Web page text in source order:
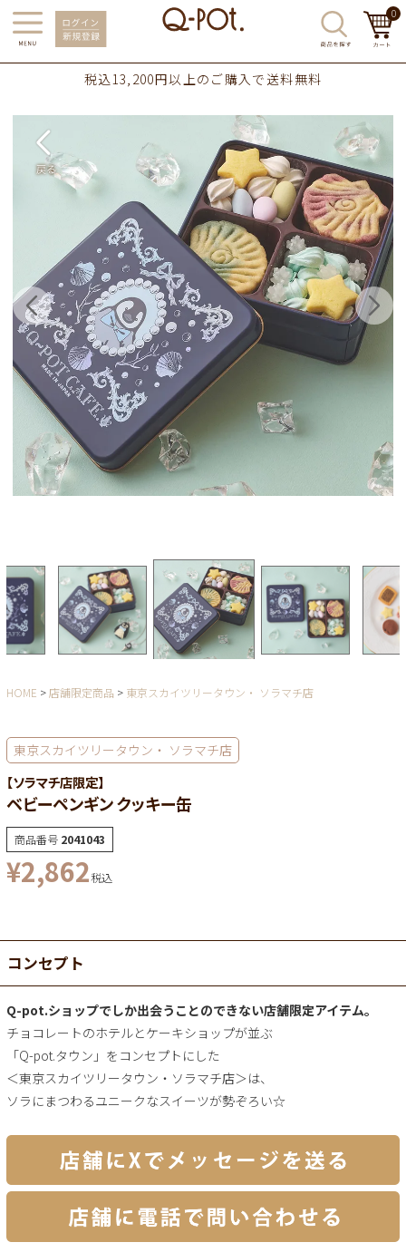
0
税込13,200円以上のご購入で送料無料
HOME 店舗限定商品 東京スカイツリータウン・ ソラマチ店
東京スカイツリータウン・ ソラマチ店
【ソラマチ店限定】
ベビーペンギン クッキー缶
商品番号 2041043
¥2,862税込
コンセプト
Q-pot.ショップでしか出会うことのできない店舗限定アイテム。
チョコレートのホテルとケーキショップが並ぶ
「Q-pot.タウン」をコンセプトにした
＜東京スカイツリータウン・ソラマチ店＞は、
ソラにまつわるユニークなスイーツが勢ぞろい☆